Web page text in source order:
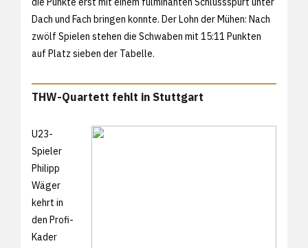
Dach und Fach bringen konnte. Der Lohn der Mühen: Nach
zwölf Spielen stehen die Schwaben mit 15:11 Punkten
auf Platz sieben der Tabelle.
THW-Quartett fehlt in Stuttgart
U23-
Spieler
Philipp
Wäger
kehrt in
den Profi-
Kader